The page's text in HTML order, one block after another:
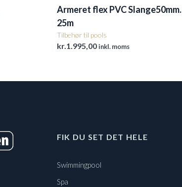
Armeret flex PVC Slange50mm.
25m
Tilbehør til pools
kr.1.995,00inkl. moms
FIK DU SET DET HELE
Swimmingpool
Spa